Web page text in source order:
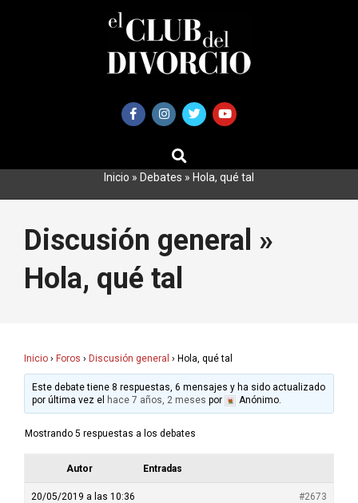
Navigation
BUSCAR
Inicio » Debates » Hola, qué tal
Discusión general »
Hola, qué tal
Inicio › Foros › Discusión general › Hola, qué tal
Este debate tiene 8 respuestas, 6 mensajes y ha sido actualizado
por última vez el hace 7 años, 2 meses por Anónimo.
Mostrando 5 respuestas a los debates
Autor Entradas
20/05/2019 a las 10:36 #2673